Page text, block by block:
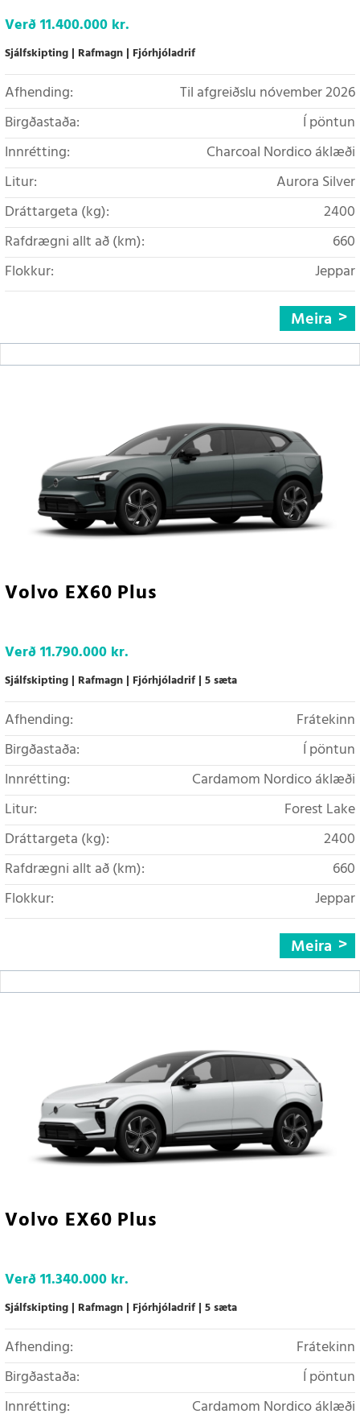
Verð11.400.000 kr.
Sjálfskipting Rafmagn Fjórhjóladrif
Afhending:
Til afgreiðslu nóvember 2026
Birgðastaða:
Í pöntun
Innrétting:
Charcoal Nordico áklæði
Litur:
Aurora Silver
Dráttargeta (kg):
2400
Rafdrægni allt að (km):
660
Flokkur:
Jeppar
Meira
Volvo EX60 Plus
Verð11.790.000 kr.
Sjálfskipting Rafmagn Fjórhjóladrif 5 sæta
Afhending:
Frátekinn
Birgðastaða:
Í pöntun
Innrétting:
Cardamom Nordico áklæði
Litur:
Forest Lake
Dráttargeta (kg):
2400
Rafdrægni allt að (km):
660
Flokkur:
Jeppar
Meira
Volvo EX60 Plus
Verð11.340.000 kr.
Sjálfskipting Rafmagn Fjórhjóladrif 5 sæta
Afhending:
Frátekinn
Birgðastaða:
Í pöntun
Innrétting:
Cardamom Nordico áklæði